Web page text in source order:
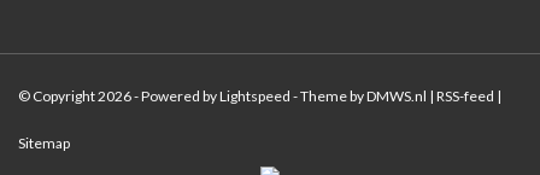
© Copyright 2026 - Powered byLightspeed - Theme byDMWS.nl | RSS-feed |
Sitemap